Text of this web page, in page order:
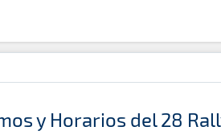
IRC 2012
y Horarios del 28